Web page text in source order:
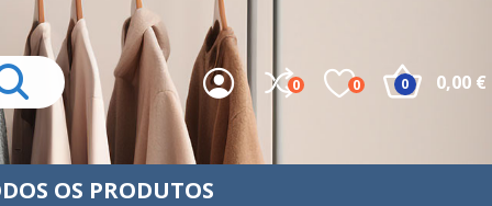
0 0 0,00 €
0
OS PRODUTOS